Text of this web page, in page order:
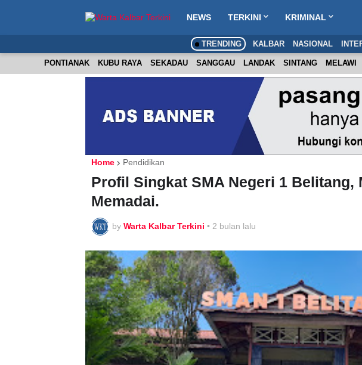
NEWS TERKINI KRIMINAL
TRENDING KALBAR NASIONAL
PONTIANAK KUBU RAYA SEKADAU SANGGAU LANDAK SINTANG MELAWI
Home Pendidikan
Profil Singkat SMA Negeri 1 Belitang,
Memadai.
by Warta Kalbar Terkini • 2 bulan lalu